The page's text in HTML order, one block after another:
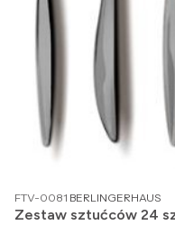
FTV-0081 PRODUCENT
BERLINGERHAUS
Zestaw sztućców 24